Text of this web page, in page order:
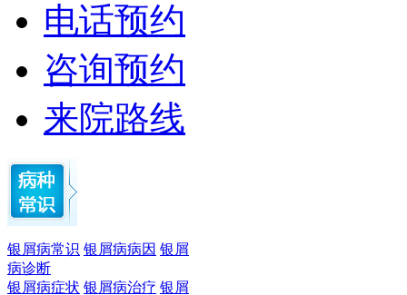
电话预约
咨询预约
来院路线
银屑病常识 银屑病病因 银屑
病诊断
银屑病症状 银屑病治疗 银屑